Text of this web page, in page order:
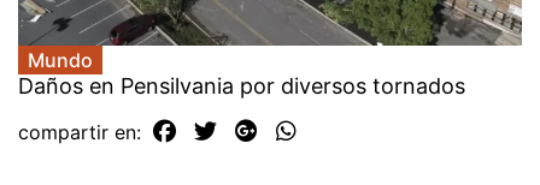
Mundo
Daños en Pensilvania por diversos tornados
compartir en: